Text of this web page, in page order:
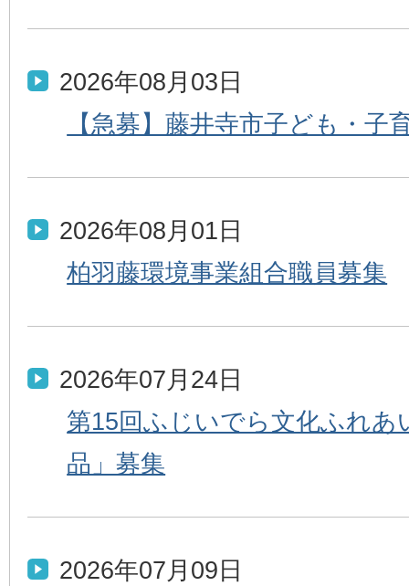
2026年08月03日
【急募】藤井寺市子ども・子
2026年08月01日
柏羽藤環境事業組合職員募集
2026年07月24日
第15回ふじいでら文化ふれあ
品」募集
2026年07月09日